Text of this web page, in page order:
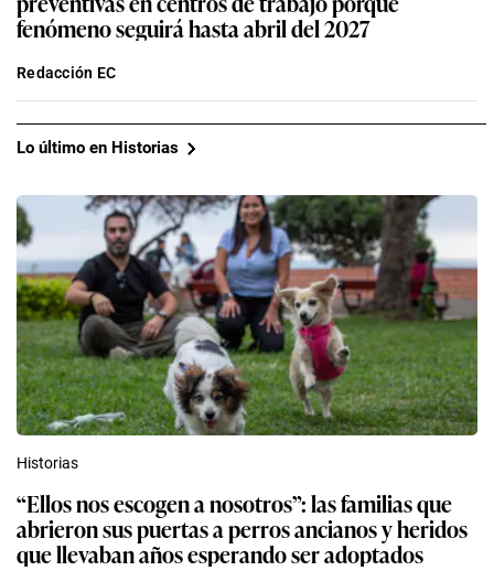
fenómeno seguirá hasta abril del 2027
Redacción EC
Lo último en Historias
Historias
“Ellos nos escogen a nosotros”: las familias que
abrieron sus puertas a perros ancianos y heridos
que llevaban años esperando ser adoptados